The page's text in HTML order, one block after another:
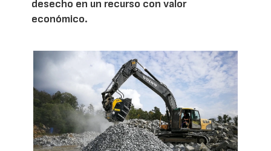
desecho en un recurso con valor
económico.